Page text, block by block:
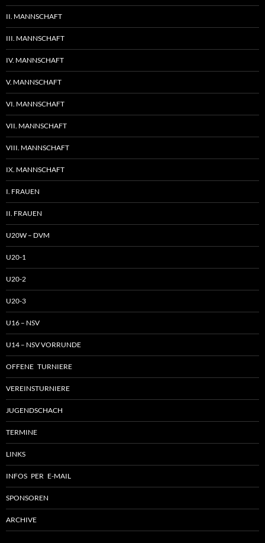
II. MANNSCHAFT
III. MANNSCHAFT
IV. MANNSCHAFT
V. MANNSCHAFT
VI. MANNSCHAFT
VII. MANNSCHAFT
VIII. MANNSCHAFT
IX. MANNSCHAFT
I. FRAUEN
II. FRAUEN
U20W – DVM
U20-1
U20-2
U20-3
U16 – NSV
U14 – NSV VORRUNDE
OFFENE TURNIERE
VEREINSTURNIERE
JUGENDSCHACH
TERMINE
LINKS
INFOS PER E-MAIL
SPONSOREN
ARCHIVE